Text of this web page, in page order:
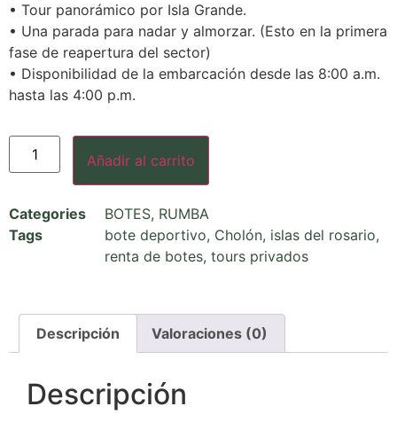
• Tour panorámico por Isla Grande.
• Una parada para nadar y almorzar. (Esto en la primera
fase de reapertura del sector)
• Disponibilidad de la embarcación desde las 8:00 a.m.
hasta las 4:00 p.m.
Añadir al carrito
Categories BOTES, RUMBA
Tags
bote deportivo, Cholón, islas del rosario,
renta de botes, tours privados
Descripción Valoraciones (0)
Descripción